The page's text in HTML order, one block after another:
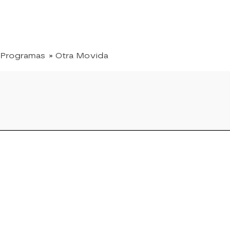
Programas » Otra Movida